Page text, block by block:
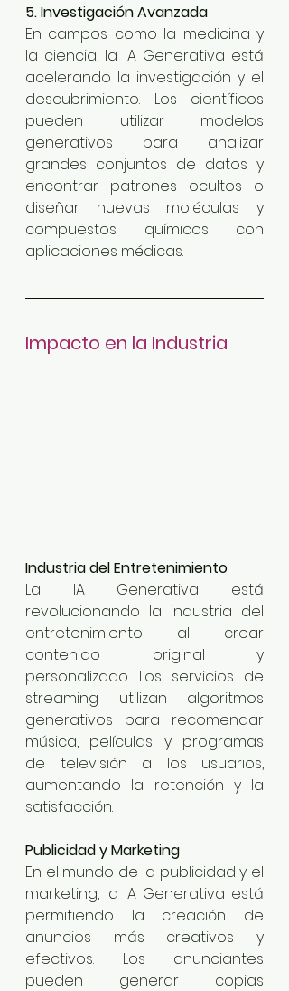
5. Investigación Avanzada
En campos como la medicina y
la ciencia, la IA Generativa está
acelerando la investigación y el
descubrimiento. Los científicos
pueden utilizar modelos
generativos para analizar
grandes conjuntos de datos y
encontrar patrones ocultos o
diseñar nuevas moléculas y
compuestos químicos con
aplicaciones médicas.
Impacto en la Industria
Industria del Entretenimiento
La IA Generativa está
revolucionando la industria del
entretenimiento al crear
contenido original y
personalizado. Los servicios de
streaming utilizan algoritmos
generativos para recomendar
música, películas y programas
de televisión a los usuarios,
aumentando la retención y la
satisfacción.
Publicidad y Marketing
En el mundo de la publicidad y el
marketing, la IA Generativa está
permitiendo la creación de
anuncios más creativos y
efectivos. Los anunciantes
pueden generar copias